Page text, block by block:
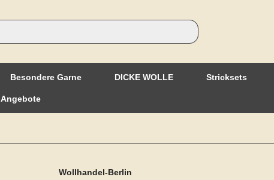
Besondere Garne DICKE WOLLE Stricksets
Angebote
Wollhandel-Berlin